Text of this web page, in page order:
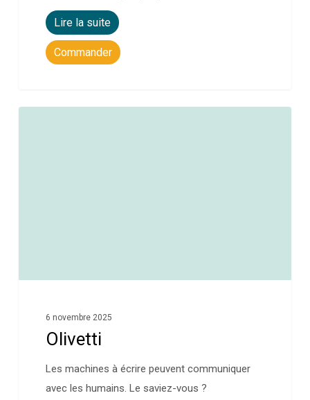
Lire la suite
Commander
6 novembre 2025
Olivetti
Les machines à écrire peuvent communiquer
avec les humains. Le saviez-vous ?